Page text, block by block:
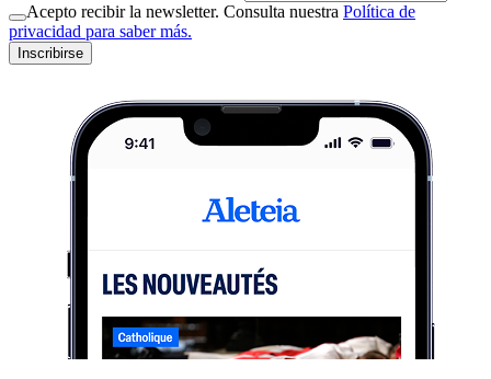
Acepto recibir la newsletter. Consulta nuestra Política de
privacidad para saber más.
Inscribirse